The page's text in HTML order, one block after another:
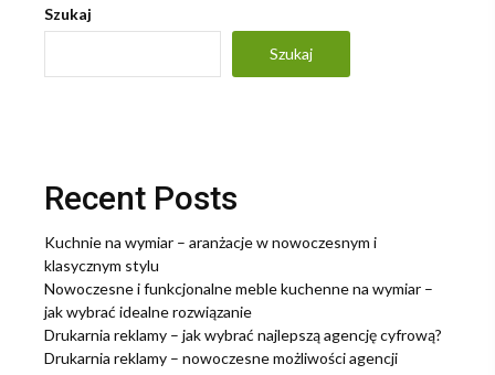
Szukaj
Szukaj
Recent Posts
Kuchnie na wymiar – aranżacje w nowoczesnym i
klasycznym stylu
Nowoczesne i funkcjonalne meble kuchenne na wymiar –
jak wybrać idealne rozwiązanie
Drukarnia reklamy – jak wybrać najlepszą agencję cyfrową?
Drukarnia reklamy – nowoczesne możliwości agencji